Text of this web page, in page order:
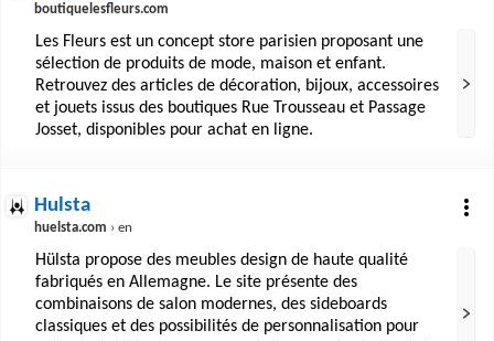
boutiquelesfleurs.com
Les Fleurs est un concept store parisien proposant une
sélection de produits de mode, maison et enfant.
Retrouvez des articles de décoration, bijoux, accessoires
et jouets issus des boutiques Rue Trousseau et Passage
Josset, disponibles pour achat en ligne.
Hulsta
huelsta.com › en
Hülsta propose des meubles design de haute qualité
fabriqués en Allemagne. Le site présente des
combinaisons de salon modernes, des sideboards
classiques et des possibilités de personnalisation pour